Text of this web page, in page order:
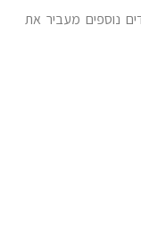
נוספים מעביר את